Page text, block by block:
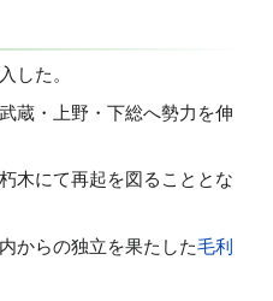
した。
蔵・上野・下総へ勢力を伸
木にて再起を図ることとな
からの独立を果たした毛利